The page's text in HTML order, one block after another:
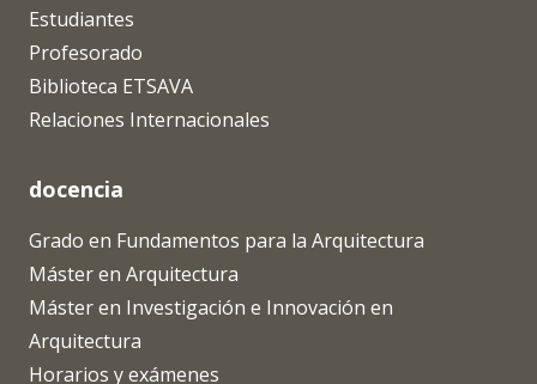
Estudiantes
Profesorado
Biblioteca ETSAVA
Relaciones Internacionales
docencia
Grado en Fundamentos para la Arquitectura
Máster en Arquitectura
Máster en Investigación e Innovación en
Arquitectura
Horarios y exámenes